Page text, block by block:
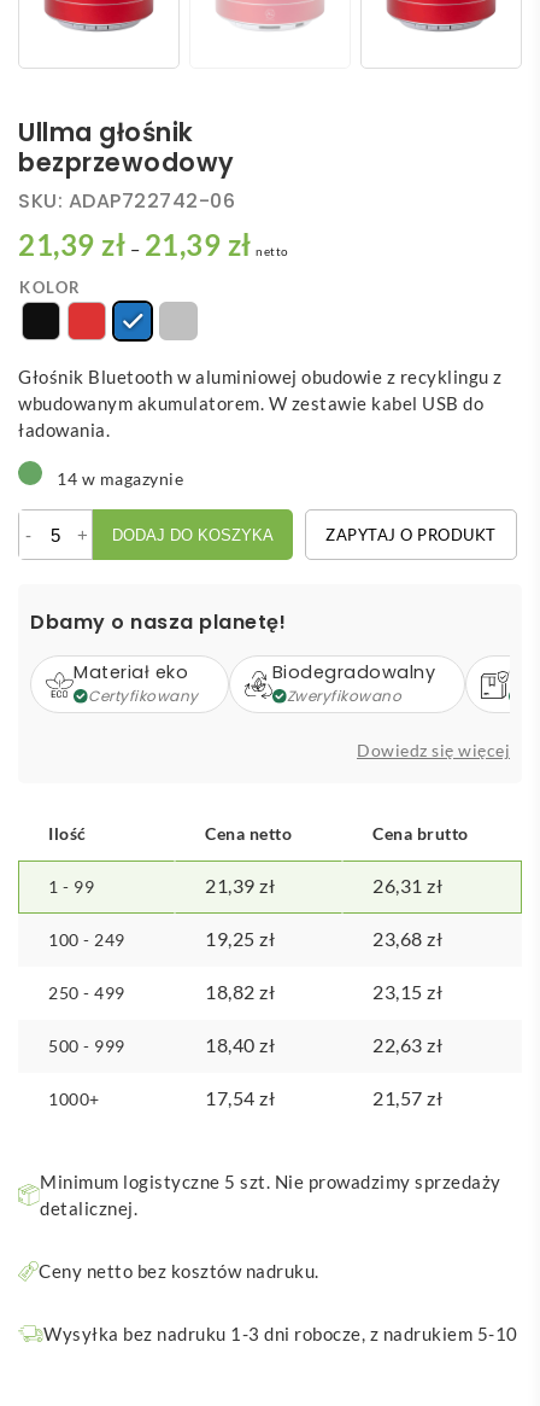
Ullma głośnik
bezprzewodowy
SKU: ADAP722742-06
21,39 zł – 21,39 złZakres
27,17 zł
netto
KOLOR
Głośnik Bluetooth w aluminiowej obudowie z recyklingu z
wbudowanym akumulatorem. W zestawie kabel USB do
ładowania.
14 w magazynie
-
Ullma
+ DODAJ DO KOSZYKA ZAPYTAJ O PRODUKT
Dbamy o nasza planetę!
Materiał eko
Certyfikowany
Biodegradowalny
Zweryfikowano
Dowiedz się więcej
Ilość Cena netto Cena brutto
1 - 99 21,39 zł 26,31 zł
100 - 249 19,25 zł 23,68 zł
250 - 499 18,82 zł 23,15 zł
500 - 999 18,40 zł 22,63 zł
1000+ 17,54 zł 21,57 zł
Minimum logistyczne 5 szt. Nie prowadzimy sprzedaży
detalicznej.
Ceny netto bez kosztów nadruku.
Wysyłka bez nadruku 1-3 dni robocze, z nadrukiem 5-10